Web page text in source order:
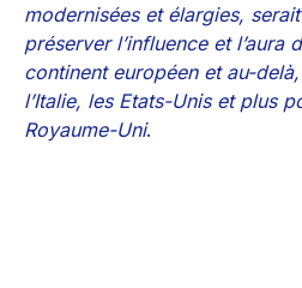
modernisées et élargies,
préserver l’influence et l’aura
continent européen et au-
l’Italie, les Etats-Unis et plus
Royaume-Uni.